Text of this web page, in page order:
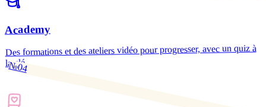
Academy
Des formations et des ateliers vidéo pour progresser, avec un quiz à
la clé.
№04